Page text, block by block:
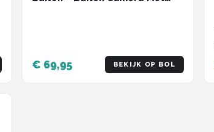
€ 69,95 BEKIJK OP BOL